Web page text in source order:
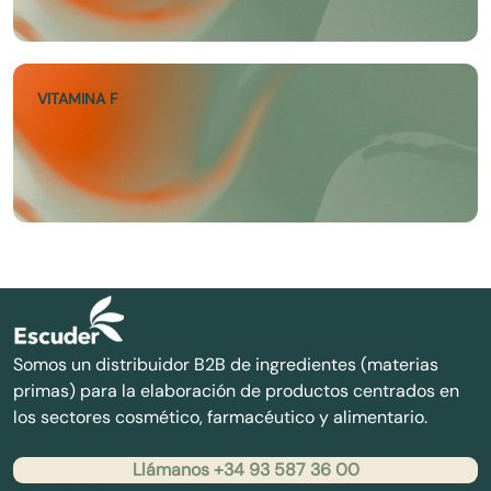
VITAMINA F
Somos un distribuidor B2B de ingredientes (materias
primas) para la elaboración de productos centrados en
los sectores cosmético, farmacéutico y alimentario.
Llámanos +34 93 587 36 00